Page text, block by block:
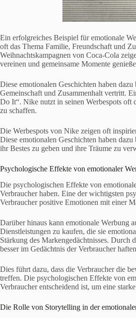
Ein erfolgreiches Beispiel für emotionale
oft das Thema Familie, Freundschaft und
Weihnachtskampagnen von Coca-Cola
vereinen und gemeinsame Momente
Diese emotionalen Geschichten haben
Gemeinschaft und Zusammenhalt vertritt.
Do It“. Nike nutzt in seinen Werbespots oft
zu schaffen.
Die Werbespots von Nike zeigen oft
Diese emotionalen Geschichten haben
ihr Bestes zu geben und ihre Träume zu
Psychologische Effekte von emotionaler
Die psychologischen Effekte von
Verbraucher haben. Eine der wichtigsten
Verbraucher positive Emotionen mit einer
Darüber hinaus kann emotionale Werbung
Dienstleistungen zu kaufen, die sie
Stärkung des Markengedächtnisses.
besser im Gedächtnis der Verbraucher
Dies führt dazu, dass die Verbraucher die
treffen. Die psychologischen Effekte von
Verbraucher entscheidend ist, um eine
Die Rolle von Storytelling in der